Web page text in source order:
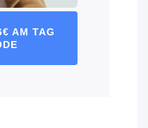
AM TAG